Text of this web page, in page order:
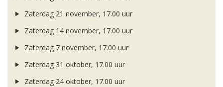
Zaterdag 21 november, 17.00 uur
Zaterdag 14 november, 17.00 uur
Zaterdag 7 november, 17.00 uur
Zaterdag 31 oktober, 17.00 uur
Zaterdag 24 oktober, 17.00 uur